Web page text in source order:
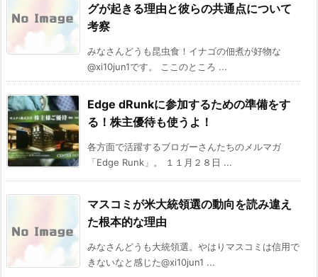
グが起きる理由と彼らの共通点について
考察
みなさんどうも昆虫食！イナゴの佃煮が好物な
@xi10jun1です。 ここのところ ...
Edge dRunkに参加するための準備をす
る！株主優待も使うよ！
各方面で活躍するブロガーさんたちのメルマガ
「Edge Runk」。 １１月２８日 ...
マスコミが米大統領選の動向を読み違え
た根本的な理由
みなさんどうも大統領選。やはりマスコミは信用で
きないなと感じた@xi10jun1 ...